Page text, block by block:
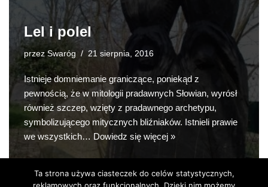
Lel i polel
przez Swaróg 21 sierpnia, 2016
Istnieje domniemanie graniczące, poniekąd z
pewnością, że w mitologii pradawnych Słowian, wyrósł
również szczep, wzięty z pradawnego archetypu,
symbolizującego mitycznych bliźniaków. Istnieli prawie
we wszystkich… Dowiedz się więcej »
Ta strona używa ciasteczek do celów statystycznych,